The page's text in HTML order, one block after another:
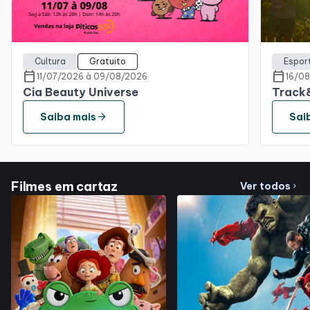
Horários
Entretenimento
Cinema
Fique por Dentro
Lojas e Restaurantes
Lojas
Cultura Gratuito
Cia Beauty Universe
calendar_today 11/07/2026 à 09/08/2026
Saiba mais arrow_forward
calendar_today 16/
Filmes em cartaz Ver todos chevron_right